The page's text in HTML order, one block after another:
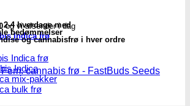
Indica frø
Indica frø
Indica
mix-pakker
bulk frø
og vi afsender i dag
2-4 hverdage med
bedømmelser
og cannabisfrø i hver ordre